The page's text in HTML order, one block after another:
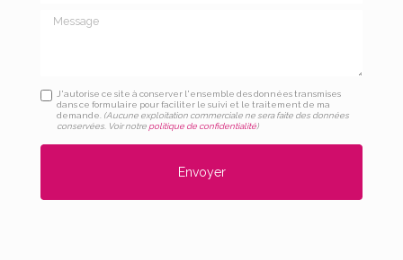
Message
J'autorise ce site à conserver l'ensemble des données transmises
dans ce formulaire pour faciliter le suivi et le traitement de ma
demande. (Aucune exploitation commerciale ne sera faite des données
conservées. Voir notre politique de confidentialité)